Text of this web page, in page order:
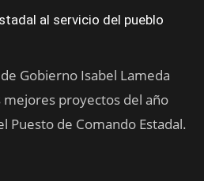
al servicio del pueblo
Gobierno Isabel Lameda
proyectos del año
Puesto de Comando Estadal.